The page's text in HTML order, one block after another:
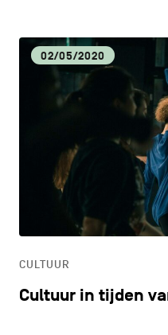
02/05/2020
CULTUUR
Cultuur in tijden